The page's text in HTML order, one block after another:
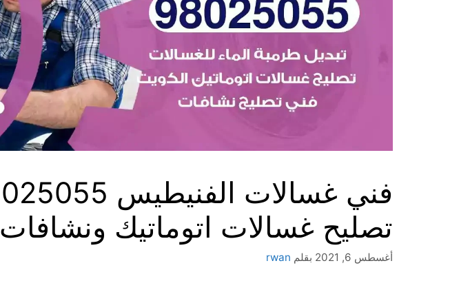
تصليح غسالات اتوماتيك ونشافات
أغسطس 6, 2021 بقلم rwan